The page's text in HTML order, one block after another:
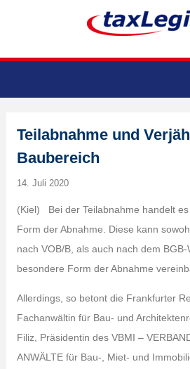
Teilabnahme und
Baubereich
14. Juli 2020
(Kiel) Bei der Teilabnahme handelt
Form der Abnahme. Diese kann
nach VOB/B, als auch nach dem
besondere Form der Abnahme
Allerdings, so betont die Frankfurter
Fachanwältin für Bau- und
Filiz, Präsidentin des VBMI –
ANWÄLTE für Bau-, Miet- und